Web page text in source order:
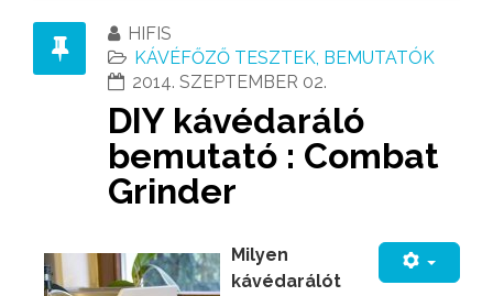
HIFIS
KÁVÉFŐZŐ TESZTEK, BEMUTATÓK
2014. SZEPTEMBER 02.
DIY kávédaráló
bemutató : Combat
Grinder
Milyen
kávédarálót